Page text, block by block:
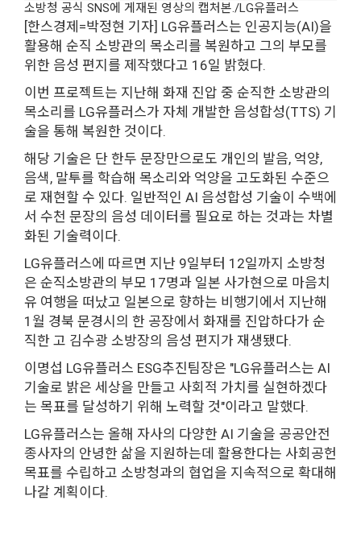
소방청 공식 SNS에 게재된 영상의 캡처본./LG유플러스
[한스경제=박정현 기자] LG유플러스는 인공지능(AI)을
활용해 순직 소방관의 목소리를 복원하고 그의 부모를
위한 음성 편지를 제작했다고 16일 밝혔다.
이번 프로젝트는 지난해 화재 진압 중 순직한 소방관의
목소리를 LG유플러스가 자체 개발한 음성합성(TTS) 기
술을 통해 복원한 것이다.
해당 기술은 단 한두 문장만으로도 개인의 발음, 억양,
음색, 말투를 학습해 목소리와 억양을 고도화된 수준으
로 재현할 수 있다. 일반적인 AI 음성합성 기술이 수백에
서 수천 문장의 음성 데이터를 필요로 하는 것과는 차별
화된 기술력이다.
LG유플러스에 따르면 지난 9일부터 12일까지 소방청
은 순직소방관의 부모 17명과 일본 사가현으로 마음치
유 여행을 떠났고 일본으로 향하는 비행기에서 지난해
1월 경북 문경시의 한 공장에서 화재를 진압하다가 순
직한 고 김수광 소방장의 음성 편지가 재생됐다.
이명섭 LG유플러스 ESG추진팀장은 "LG유플러스는 AI
기술로 밝은 세상을 만들고 사회적 가치를 실현하겠다
는 목표를 달성하기 위해 노력할 것"이라고 말했다.
LG유플러스는 올해 자사의 다양한 AI 기술을 공공안전
종사자의 안녕한 삶을 지원하는데 활용한다는 사회공헌
목표를 수립하고 소방청과의 협업을 지속적으로 확대해
나갈 계획이다.